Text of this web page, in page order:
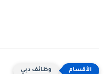
وظائف دبي